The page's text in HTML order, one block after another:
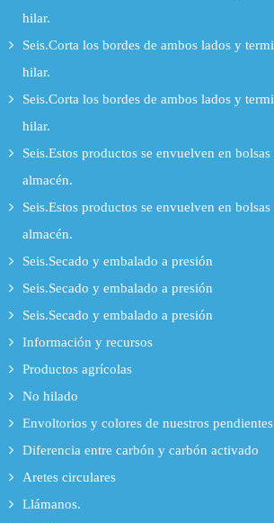
hilar.
Seis.Corta los bordes de ambos lados y
hilar.
Seis.Corta los bordes de ambos lados y
hilar.
Seis.Estos productos se envuelven en
almacén.
Seis.Estos productos se envuelven en
almacén.
Seis.Secado y embalado a presión
Seis.Secado y embalado a presión
Seis.Secado y embalado a presión
Información y recursos
Productos agrícolas
No hilado
Envoltorios y colores de nuestros
Diferencia entre carbón y carbón activado
Aretes circulares
Llámanos.